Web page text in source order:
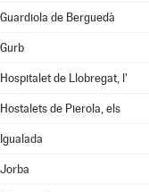
Guardiola de Berguedà
Gurb
Hospitalet de Llobregat, l'
Hostalets de Pierola, els
Igualada
Jorba